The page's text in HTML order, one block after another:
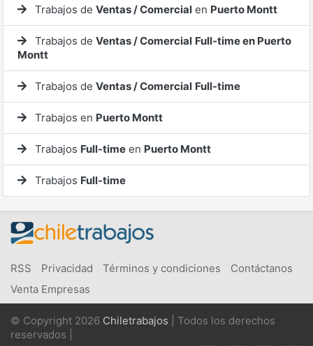
Trabajos de Ventas / Comercial en Puerto Montt
Trabajos de Ventas / Comercial Full-time en Puerto
Montt
Trabajos de Ventas / Comercial Full-time
Trabajos en Puerto Montt
Trabajos Full-time en Puerto Montt
Trabajos Full-time
RSS Privacidad Términos y condiciones
Contáctanos
Venta Empresas
© Copyright 2026 Chiletrabajos | Todos los derechos
reservados |